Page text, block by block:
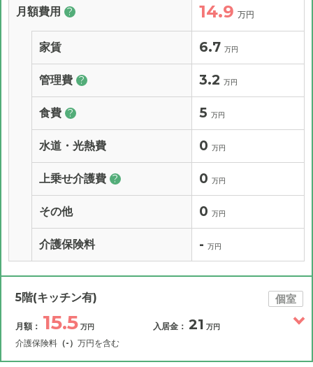
月額費用 ? 14.9 万円
家賃 6.7 万円
管理費 ? 3.2 万円
食費 ? 5 万円
水道・光熱費 0 万円
上乗せ介護費 ? 0 万円
その他 0 万円
介護保険料 - 万円
5階(キッチン有) 個室
月額： 15.5 万円
介護保険料 （-） 万円を含む
入居金： 21 万円